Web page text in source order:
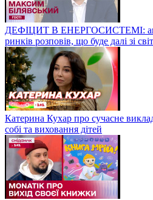
ДЕФІЦИТ В ЕНЕРГОСИСТЕМІ:
ринків розповів, що буде далі зі
Катерина Кухар про сучасне
собі та виховання дітей